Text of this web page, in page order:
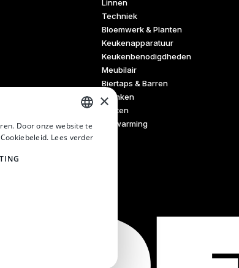
Linnen
Techniek
Bloemwerk & Planten
Keukenapparatuur
Keukenbenodigdheden
Meubilair
Biertaps & Barren
Dranken
Tenten
Verwarming
DUTCH
×
Door onze website te
Lees verder